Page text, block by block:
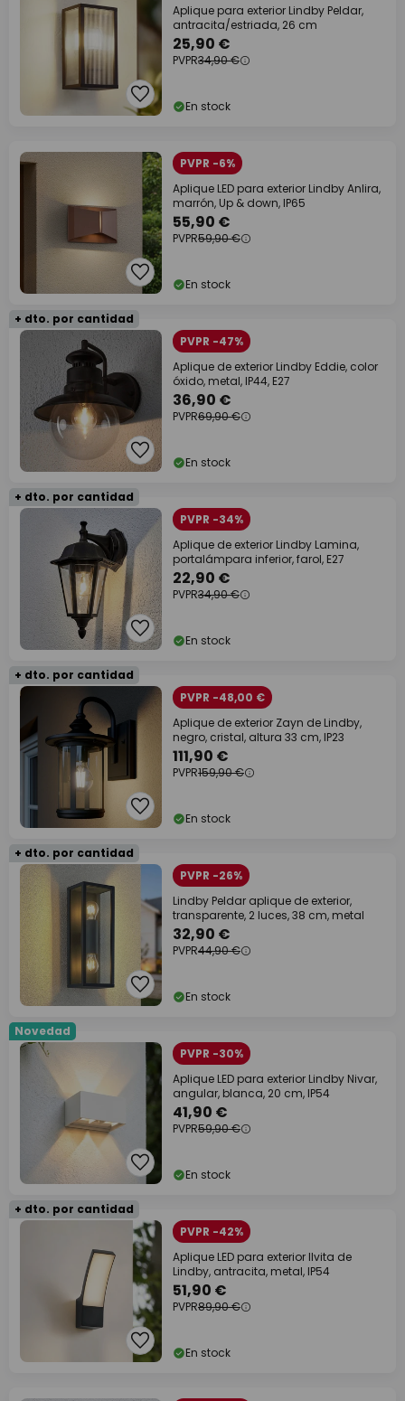
Aplique para exterior Lindby Peldar,
antracita/estriada, 26 cm
25,90 €
PVPR34,90 €
En stock
PVPR -6%
Aplique LED para exterior Lindby Anlira,
marrón, Up & down, IP65
55,90 €
PVPR59,90 €
En stock
+ dto. por cantidad
PVPR -47%
Aplique de exterior Lindby Eddie, color
óxido, metal, IP44, E27
36,90 €
PVPR69,90 €
En stock
+ dto. por cantidad
PVPR -34%
Aplique de exterior Lindby Lamina,
portalámpara inferior, farol, E27
22,90 €
PVPR34,90 €
En stock
+ dto. por cantidad
PVPR -48,00 €
Aplique de exterior Zayn de Lindby,
negro, cristal, altura 33 cm, IP23
111,90 €
PVPR159,90 €
En stock
+ dto. por cantidad
PVPR -26%
Lindby Peldar aplique de exterior,
transparente, 2 luces, 38 cm, metal
32,90 €
PVPR44,90 €
En stock
Novedad
PVPR -30%
Aplique LED para exterior Lindby Nivar,
angular, blanca, 20 cm, IP54
41,90 €
PVPR59,90 €
En stock
+ dto. por cantidad
PVPR -42%
Aplique LED para exterior Ilvita de
Lindby, antracita, metal, IP54
51,90 €
PVPR89,90 €
En stock